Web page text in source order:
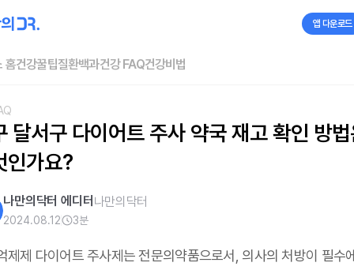
앱 다운로드
홈건강꿀팁질환백과건강 FAQ건강비법
달서구 다이어트 주사 약국 재고 확인 방
인가요?
나만의닥터 에디터 나만의닥터
2024.08.12 3분
제제 다이어트 주사제는 전문의약품으로서, 의사의 처방이 필수